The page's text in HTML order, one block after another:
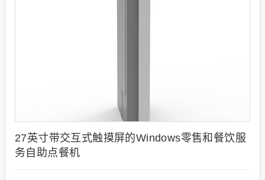
27英寸带交互式触摸屏的Windows零售和餐饮服
务自助点餐机